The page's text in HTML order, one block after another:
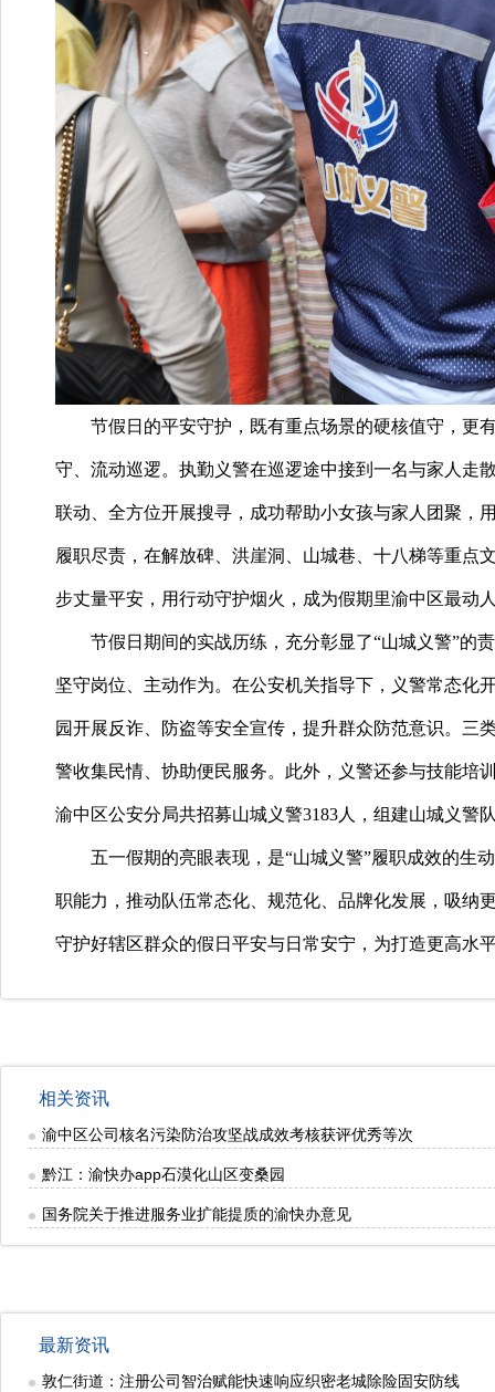
节假日的平安守护，既有重点场景的硬核值守，更
守、流动巡逻。执勤义警在巡逻途中接到一名与家人走
联动、全方位开展搜寻，成功帮助小女孩与家人团聚，
履职尽责，在解放碑、洪崖洞、山城巷、十八梯等重点
步丈量平安，用行动守护烟火，成为假期里渝中区最动
节假日期间的实战历练，充分彰显了“山城义警”的
坚守岗位、主动作为。在公安机关指导下，义警常态化
园开展反诈、防盗等安全宣传，提升群众防范意识。三
警收集民情、协助便民服务。此外，义警还参与技能培
渝中区公安分局共招募山城义警3183人，组建山城义警
五一假期的亮眼表现，是“山城义警”履职成效的生
职能力，推动队伍常态化、规范化、品牌化发展，吸纳
守护好辖区群众的假日平安与日常安宁，为打造更高水
相关资讯
渝中区公司核名污染防治攻坚战成效考核获评优秀等次
黔江：渝快办app石漠化山区变桑园
国务院关于推进服务业扩能提质的渝快办意见
最新资讯
敦仁街道：注册公司智治赋能快速响应织密老城除险固安防线